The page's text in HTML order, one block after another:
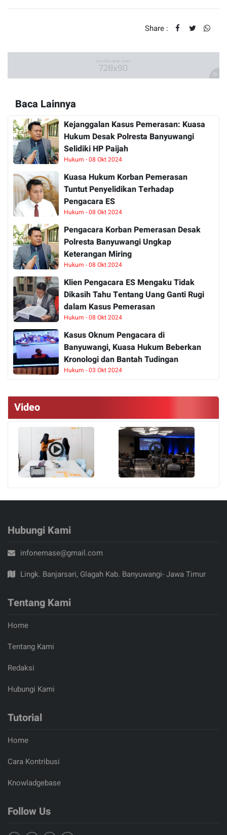
Share :
Baca Lainnya
Kejanggalan Kasus Pemerasan: Kuasa
Hukum Desak Polresta Banyuwangi
Selidiki HP Paijah
Hukum - 08 Okt 2024
Kuasa Hukum Korban Pemerasan
Tuntut Penyelidikan Terhadap
Pengacara ES
Hukum - 08 Okt 2024
Pengacara Korban Pemerasan Desak
Polresta Banyuwangi Ungkap
Keterangan Miring
Hukum - 08 Okt 2024
Klien Pengacara ES Mengaku Tidak
Dikasih Tahu Tentang Uang Ganti Rugi
dalam Kasus Pemerasan
Hukum - 08 Okt 2024
Kasus Oknum Pengacara di
Banyuwangi, Kuasa Hukum Beberkan
Kronologi dan Bantah Tudingan
Hukum - 03 Okt 2024
Video
Hubungi Kami
infonemase@gmail.com
Lingk. Banjarsari, Glagah Kab. Banyuwangi- Jawa Timur
Tentang Kami
Home
Tentang Kami
Redaksi
Hubungi Kami
Tutorial
Home
Cara Kontribusi
Knowladgebase
Follow Us